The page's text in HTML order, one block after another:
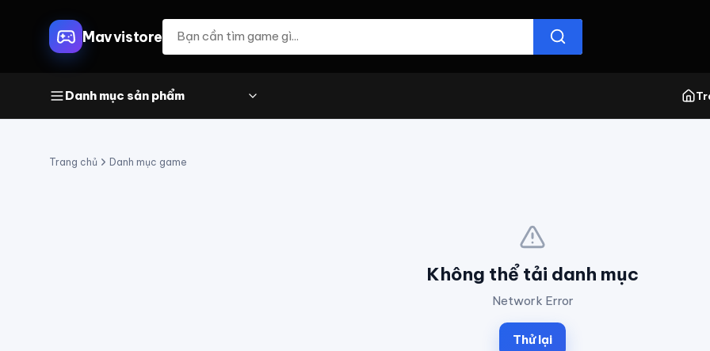
Mavvistore
Danh mục sản phẩm
Trang chủ Danh mục game
Không thể tải danh mục
Network Error
Thử lại